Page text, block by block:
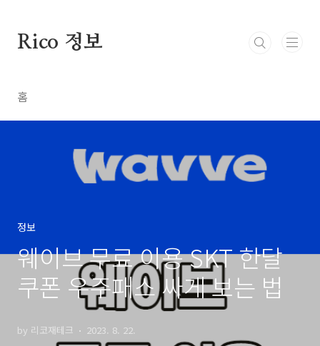
Rico 정보
홈
정보
웨이브 무료 이용 SKT 한달
쿠폰 우주패스 싸게 보는 법
by 리코재테크 2023. 8. 22.